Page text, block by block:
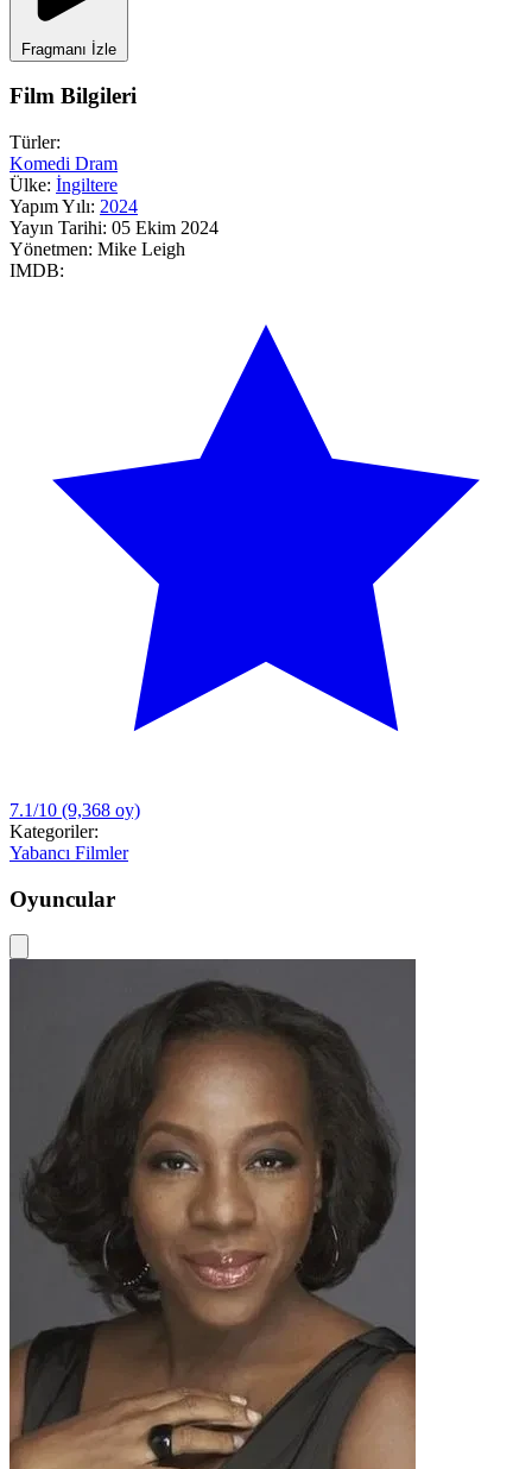
Fragmanı İzle
Film Bilgileri
Türler:
Komedi Dram
Ülke: İngiltere
Yapım Yılı: 2024
Yayın Tarihi: 05 Ekim 2024
Yönetmen: Mike Leigh
IMDB:
7.1/10 (9,368 oy)
Kategoriler:
Yabancı Filmler
Oyuncular